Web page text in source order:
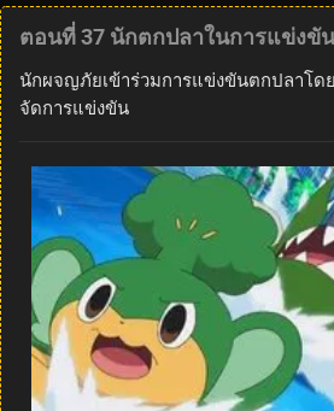
ตอนที่ 37 นักตกปลาในการแข่งขั
นักผจญภัยเข้าร่วมการแข่งขันตกปลาโด
จัดการแข่งขัน